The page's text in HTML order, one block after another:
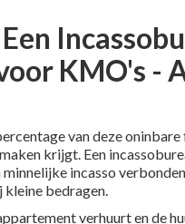
KMO's -
van deze
krijgt. Een
minnelijke incasso
kleine bedragen.
verhuurt en de